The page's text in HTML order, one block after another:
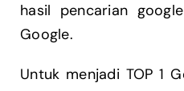
hasil pencarian
Google.
Untuk menjadi TOP 1